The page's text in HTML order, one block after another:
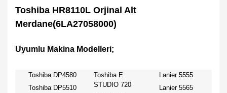
Toshiba HR8110L Orjinal Alt
Merdane(6LA27058000)
Uyumlu Makina Modelleri;
Toshiba DP4580
Toshiba DP5510
Toshiba E
STUDIO 720
Lanier 5555
Lanier 5565